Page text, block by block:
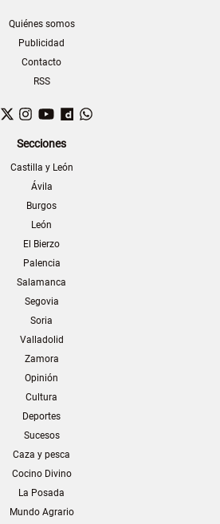
Quiénes somos
Publicidad
Contacto
RSS
Facebook
TwitterInstagram
YouTubeDailymotion
Secciones
Castilla y León
Ávila
Burgos
León
El Bierzo
Palencia
Salamanca
Segovia
Soria
Valladolid
Zamora
Opinión
Cultura
Deportes
Sucesos
Caza y pesca
Cocino Divino
La Posada
Mundo Agrario